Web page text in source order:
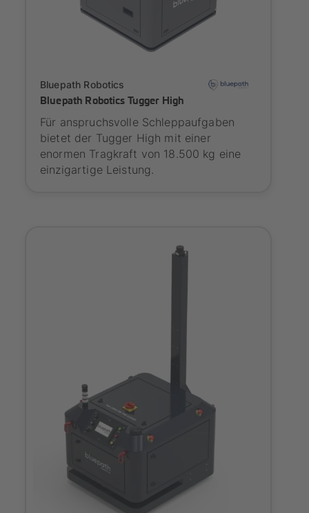
Bluepath Robotics
Bluepath Robotics Tugger High
Für anspruchsvolle Schleppaufgaben
bietet der Tugger High mit einer
enormen Tragkraft von 18.500 kg eine
einzigartige Leistung.